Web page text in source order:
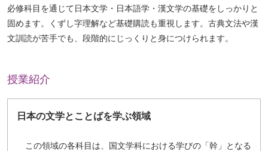
必修科目を通じて日本文学・日本語学・漢文学の基礎をしっかりと
固めます。くずし字理解など基礎購読も重視します。古典文法や漢
文訓読が苦手でも、段階的にじっくりと身につけられます。
授業紹介
日本の文学とことばを学ぶ領域
この領域の各科目は、国文学科における学びの「幹」となる